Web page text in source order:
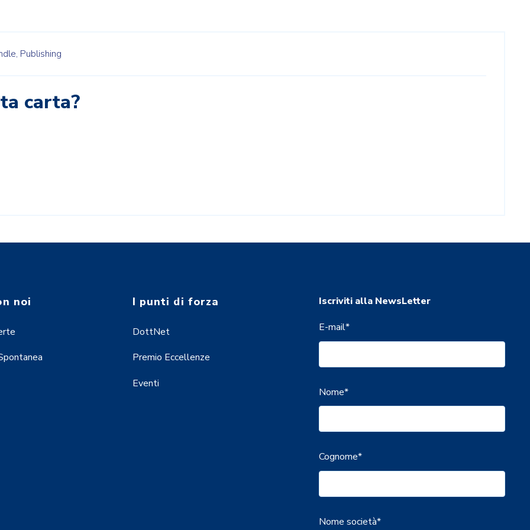
Publishing
carta?
noi I punti di forza
DottNet
Premio Eccellenze
Eventi
Iscriviti alla NewsLetter
E-mail*
Nome*
Cognome*
Nome società*